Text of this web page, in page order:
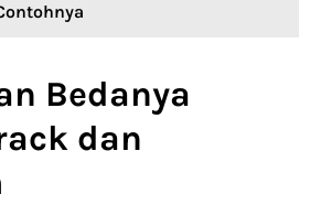
Bedanya
dan